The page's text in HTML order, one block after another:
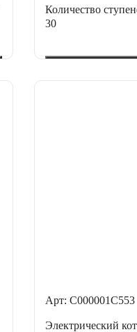
Количество
30
Арт: С000001С553
Электрический